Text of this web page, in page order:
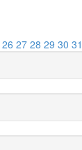
26 27 28 29 30 31